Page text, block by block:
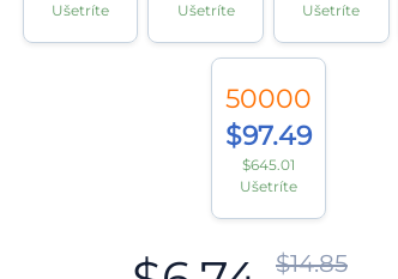
Ušetríte
Ušetríte
Ušetríte
50000
$97.49
$645.01
Ušetríte
$14.85